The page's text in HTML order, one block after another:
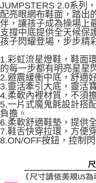
資料（包含姓名、電話或地址
由本公司與您本人進行分期帳
3.完整用戶服務條款，請詳閱
JUMPSTERS 2.0系列
配亮眼網布鞋面，踏出
伴，讓孩子成為操場上
支撐中底提供全天候保
孩子閃耀登場，步步精
1.彩虹流星燈鞋，鞋面
的每一步都有明亮星星
2.避震緩衝中底，舒適
3.靈活牽引大底，靈活
4.柔軟內裡材質，不須
5.一片式魔鬼氈設計搭
負擔。
6.柔軟舒適鞋墊，提供
7.鞋舌快穿拉環，方便
8.ON/OFF按鈕，控制閃